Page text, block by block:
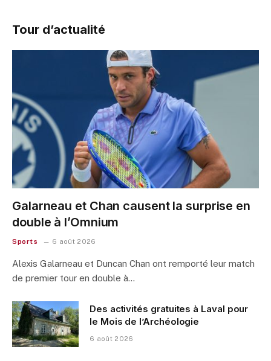
Tour d’actualité
Galarneau et Chan causent la surprise en
double à l’Omnium
Sports 6 août 2026
Alexis Galarneau et Duncan Chan ont remporté leur match
de premier tour en double à…
Des activités gratuites à Laval pour
le Mois de l’Archéologie
6 août 2026